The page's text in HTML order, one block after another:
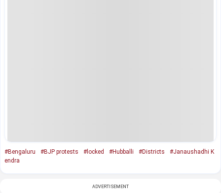
#Bengaluru #BJP protests #locked #Hubballi #Districts
#Janaushadhi K
endra
ADVERTISEMENT